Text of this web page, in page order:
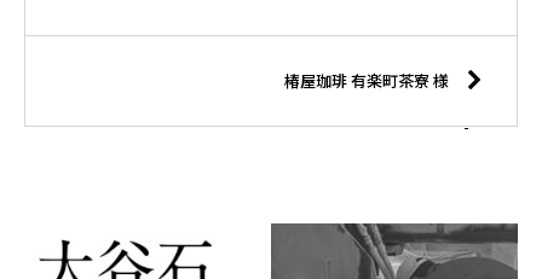
椿屋珈琲 有楽町茶寮 様